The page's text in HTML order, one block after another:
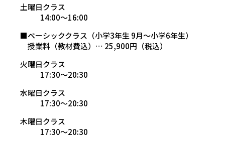
土曜日クラス
14:00～16:00
■ベーシッククラス（小学3年生 9月～小学6年生）
授業料（教材費込）… 25,900円（税込）
火曜日クラス
17:30～20:30
水曜日クラス
17:30～20:30
木曜日クラス
17:30～20:30